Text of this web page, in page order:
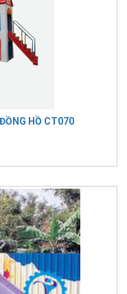
HỒ CT070